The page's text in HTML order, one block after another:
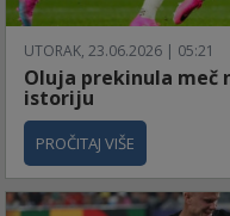
UTORAK, 23.06.2026 | 05:21
Oluja prekinula meč
istoriju
PROČITAJ VIŠE